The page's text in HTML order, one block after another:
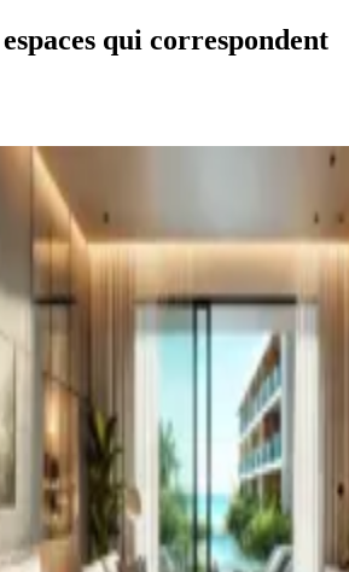
qui correspondent